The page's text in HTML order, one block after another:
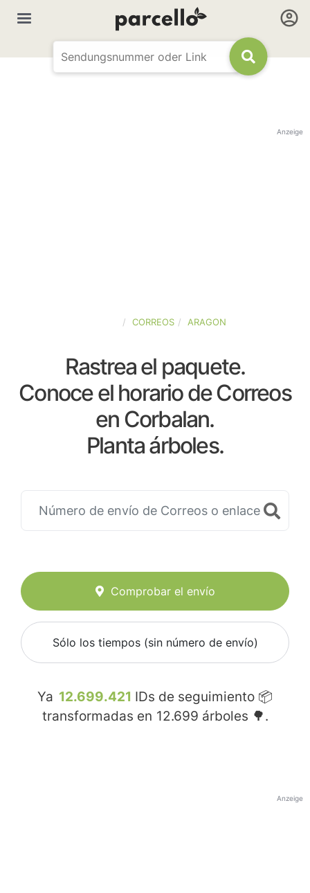
Anzeige
CORREOS ARAGON
Rastrea el paquete.
Conoce el horario de Correos
en Corbalan.
Planta árboles.
Comprobar el envío
Sólo los tiempos (sin número de envío)
Ya 12.699.421 IDs de seguimiento 📦
transformadas en 12.699 árboles 🌳.
Anzeige